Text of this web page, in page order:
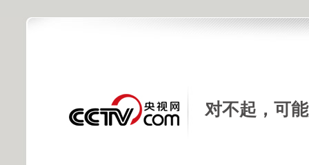
对不起，可